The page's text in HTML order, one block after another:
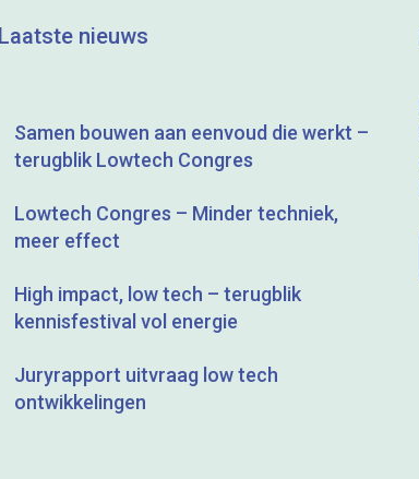
Laatste nieuws
Samen bouwen aan eenvoud die werkt –
terugblik Lowtech Congres
Lowtech Congres – Minder techniek,
meer effect
High impact, low tech – terugblik
kennisfestival vol energie
Juryrapport uitvraag low tech
ontwikkelingen